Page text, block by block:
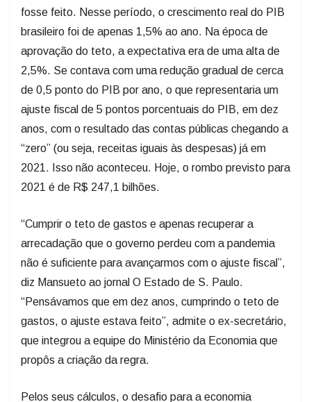
fosse feito. Nesse período, o crescimento real do PIB
brasileiro foi de apenas 1,5% ao ano. Na época de
aprovação do teto, a expectativa era de uma alta de
2,5%. Se contava com uma redução gradual de cerca
de 0,5 ponto do PIB por ano, o que representaria um
ajuste fiscal de 5 pontos porcentuais do PIB, em dez
anos, com o resultado das contas públicas chegando a
“zero” (ou seja, receitas iguais às despesas) já em
2021. Isso não aconteceu. Hoje, o rombo previsto para
2021 é de R$ 247,1 bilhões.
“Cumprir o teto de gastos e apenas recuperar a
arrecadação que o governo perdeu com a pandemia
não é suficiente para avançarmos com o ajuste fiscal”,
diz Mansueto ao jornal O Estado de S. Paulo.
“Pensávamos que em dez anos, cumprindo o teto de
gastos, o ajuste estava feito”, admite o ex-secretário,
que integrou a equipe do Ministério da Economia que
propôs a criação da regra.
Pelos seus cálculos, o desafio para a economia